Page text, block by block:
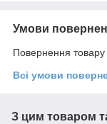
Умови
Повернення
Всі умови
З цим товаром